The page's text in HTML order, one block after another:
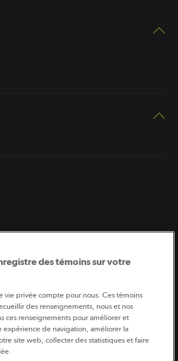
est publié par Sollio Groupe Coopératif.
l’outil d’information de la coopération agricole
des témoins sur votre
vie privée compte pour nous. Ces témoins
des renseignements, nous et nos
ces renseignements pour améliorer et
expérience de navigation, améliorer la
site web, collecter des statistiques et faire